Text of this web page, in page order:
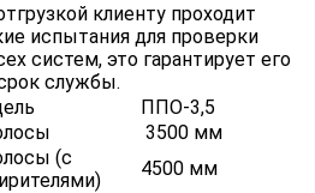
клиенту проходит
испытания для проверки
систем, это гарантирует его
службы.
ППО-3,5
3500 мм
(с
4500 мм